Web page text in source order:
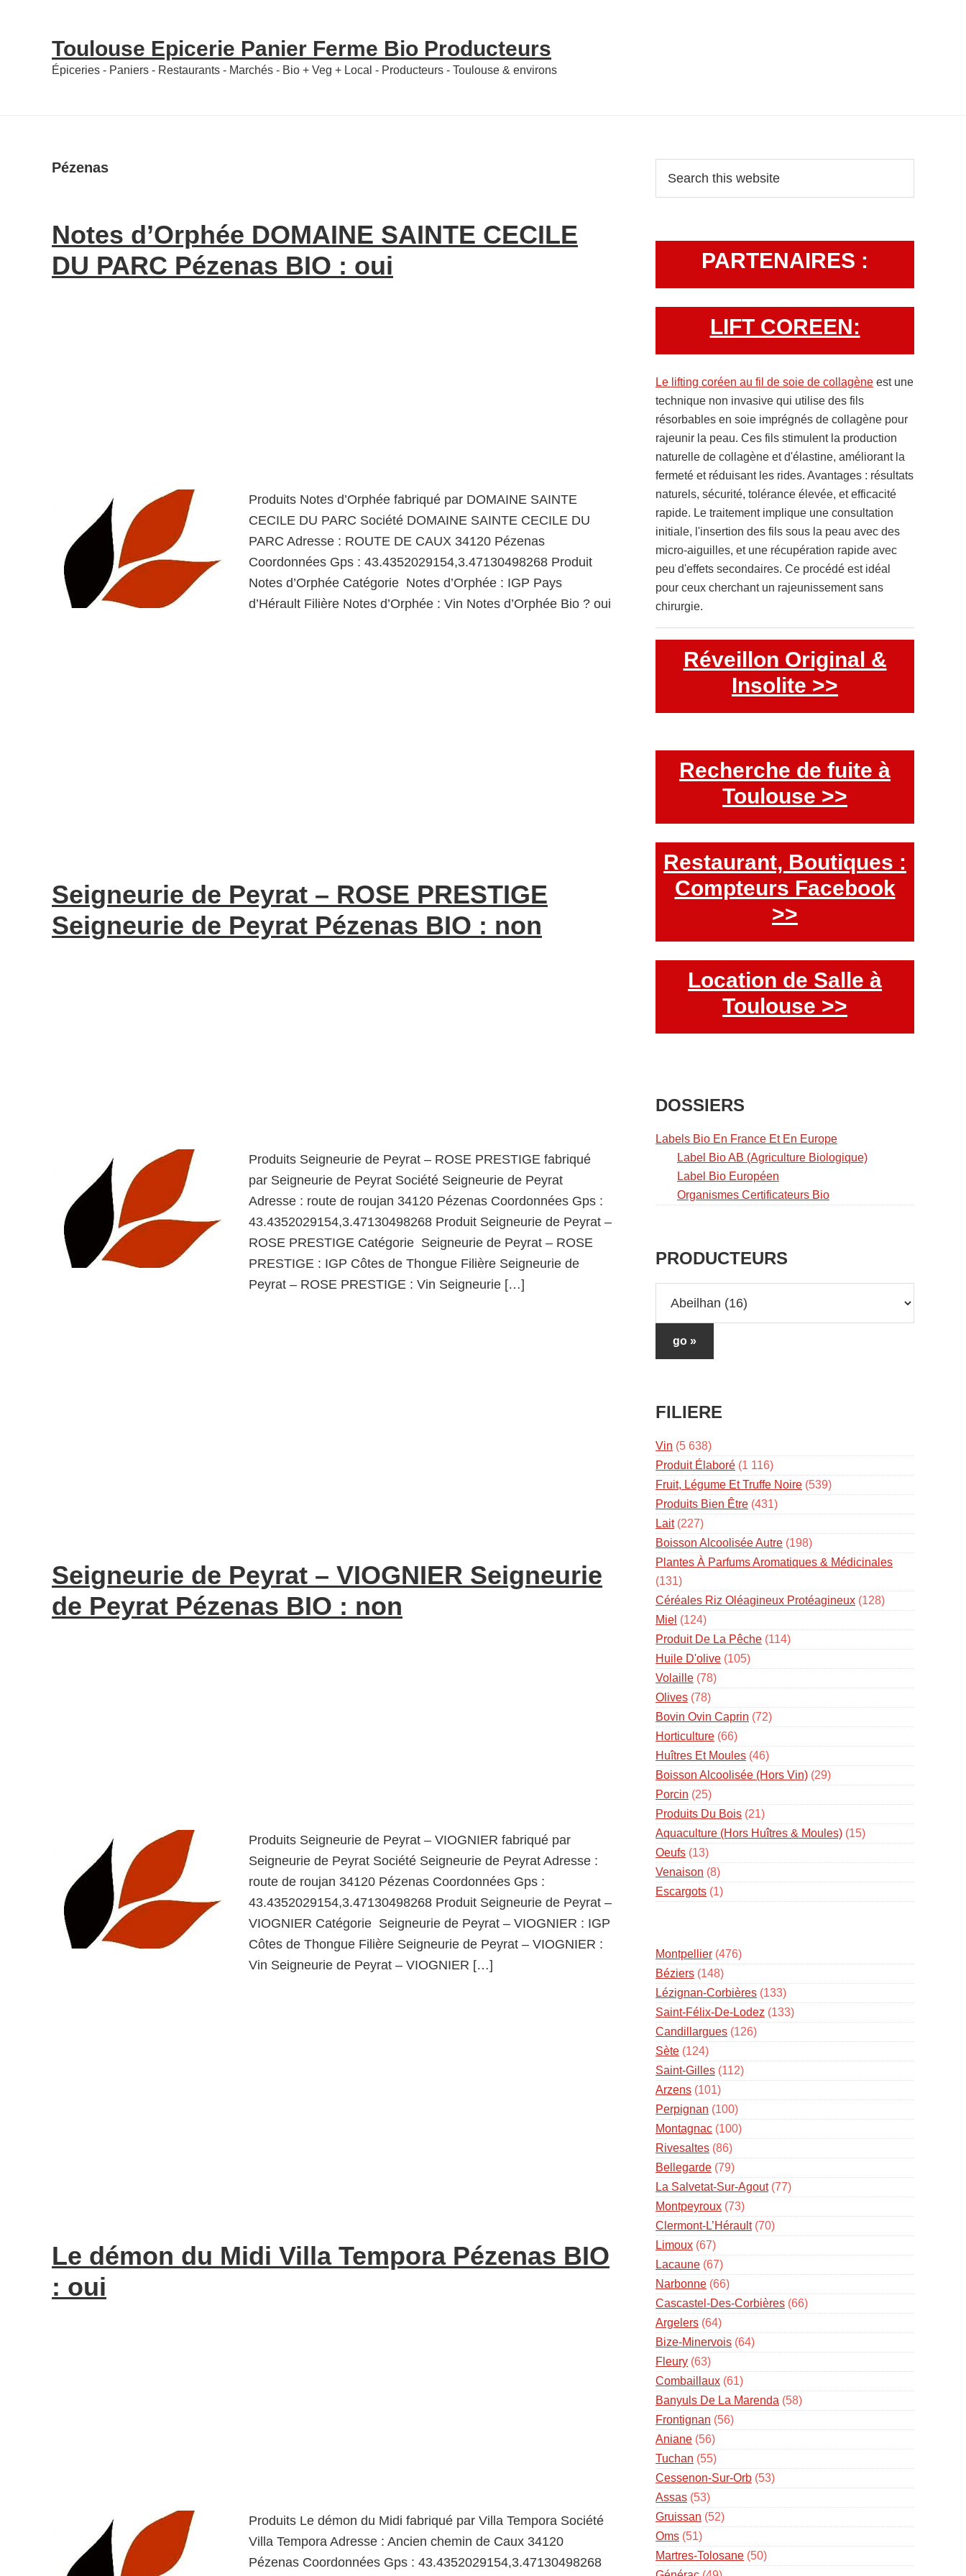
Toulouse Epicerie Panier Ferme Bio Producteurs
Épiceries - Paniers - Restaurants - Marchés - Bio + Veg + Local - Producteurs - Toulouse & environs
Pézenas
Notes d’Orphée DOMAINE SAINTE CECILE
DU PARC Pézenas BIO : oui
Produits Notes d’Orphée fabriqué par DOMAINE SAINTE
CECILE DU PARC Société DOMAINE SAINTE CECILE DU
PARC Adresse : ROUTE DE CAUX 34120 Pézenas
Coordonnées Gps : 43.4352029154,3.47130498268 Produit
Notes d’Orphée Catégorie Notes d’Orphée : IGP Pays
d’Hérault Filière Notes d’Orphée : Vin Notes d’Orphée Bio ? oui
Seigneurie de Peyrat – ROSE PRESTIGE
Seigneurie de Peyrat Pézenas BIO : non
Produits Seigneurie de Peyrat – ROSE PRESTIGE fabriqué
par Seigneurie de Peyrat Société Seigneurie de Peyrat
Adresse : route de roujan 34120 Pézenas Coordonnées Gps :
43.4352029154,3.47130498268 Produit Seigneurie de Peyrat –
ROSE PRESTIGE Catégorie Seigneurie de Peyrat – ROSE
PRESTIGE : IGP Côtes de Thongue Filière Seigneurie de
Peyrat – ROSE PRESTIGE : Vin Seigneurie […]
Seigneurie de Peyrat – VIOGNIER Seigneurie
de Peyrat Pézenas BIO : non
Produits Seigneurie de Peyrat – VIOGNIER fabriqué par
Seigneurie de Peyrat Société Seigneurie de Peyrat Adresse :
route de roujan 34120 Pézenas Coordonnées Gps :
43.4352029154,3.47130498268 Produit Seigneurie de Peyrat –
VIOGNIER Catégorie Seigneurie de Peyrat – VIOGNIER : IGP
Côtes de Thongue Filière Seigneurie de Peyrat – VIOGNIER :
Vin Seigneurie de Peyrat – VIOGNIER […]
Le démon du Midi Villa Tempora Pézenas BIO
: oui
Produits Le démon du Midi fabriqué par Villa Tempora Société
Villa Tempora Adresse : Ancien chemin de Caux 34120
Pézenas Coordonnées Gps : 43.4352029154,3.47130498268
Primary
Sidebar
this
PARTENAIRES :
LIFT COREEN:
Le lifting coréen au fil de soie de collagène est une
technique non invasive qui utilise des fils
résorbables en soie imprégnés de collagène pour
rajeunir la peau. Ces fils stimulent la production
naturelle de collagène et d'élastine, améliorant la
fermeté et réduisant les rides. Avantages : résultats
naturels, sécurité, tolérance élevée, et efficacité
rapide. Le traitement implique une consultation
initiale, l'insertion des fils sous la peau avec des
micro-aiguilles, et une récupération rapide avec
peu d'effets secondaires. Ce procédé est idéal
pour ceux cherchant un rajeunissement sans
chirurgie.
Réveillon Original &
Insolite >>
Recherche de fuite à
Toulouse >>
Restaurant, Boutiques :
Compteurs Facebook
>>
Location de Salle à
Toulouse >>
DOSSIERS
Labels Bio En France Et En Europe
Label Bio AB (Agriculture Biologique)
Label Bio Européen
Organismes Certificateurs Bio
PRODUCTEURS
FILIERE
Vin (5 638)
Produit Élaboré (1 116)
Fruit, Légume Et Truffe Noire (539)
Produits Bien Être (431)
Lait(227)
Boisson Alcoolisée Autre (198)
Plantes À Parfums Aromatiques & Médicinales
(131)
Céréales Riz Oléagineux Protéagineux (128)
Miel (124)
Produit De La Pêche (114)
Huile D'olive (105)
Volaille (78)
Olives (78)
Bovin Ovin Caprin (72)
Horticulture (66)
Huîtres Et Moules (46)
Boisson Alcoolisée (hors Vin) (29)
Porcin (25)
Produits Du Bois (21)
Aquaculture (hors Huîtres & Moules) (15)
Oeufs (13)
Venaison (8)
Escargots (1)
Montpellier (476)
Béziers (148)
Lézignan-Corbières (133)
Saint-Félix-De-Lodez (133)
Candillargues (126)
Sète (124)
Saint-Gilles (112)
Arzens (101)
Perpignan (100)
Montagnac (100)
Rivesaltes (86)
Bellegarde (79)
La Salvetat-Sur-Agout(77)
Montpeyroux (73)
Clermont-L’Hérault(70)
Limoux (67)
Lacaune (67)
Narbonne (66)
Cascastel-Des-Corbières (66)
Argelers (64)
Bize-Minervois (64)
Fleury (63)
Combaillaux (61)
Banyuls De La Marenda (58)
Frontignan (56)
Aniane (56)
Tuchan (55)
Cessenon-Sur-Orb (53)
Assas (53)
Gruissan (52)
Oms (51)
Martres-Tolosane (50)